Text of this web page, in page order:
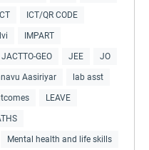
ICT ICT/QR CODE
IMPART
JACTTO-GEO JEE JO
Aasiriyar lab asst
LEAVE
Mental health and life skills